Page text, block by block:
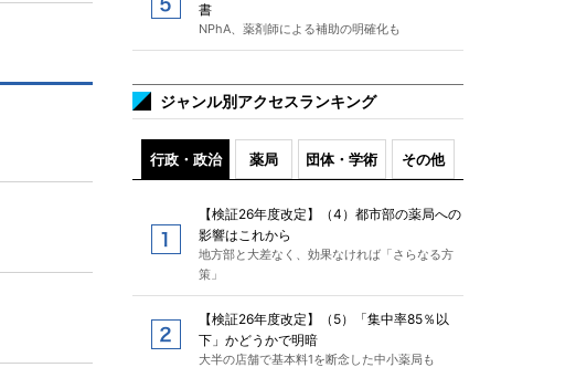
書
NPhA、薬剤師による補助の明確化も
ジャンル別アクセスランキング
行政・政治 薬局 団体・学術 その他
【検証26年度改定】（4）都市部の薬局への
影響はこれから
地方部と大差なく、効果なければ「さらなる方
策」
【検証26年度改定】（5）「集中率85％以
下」かどうかで明暗
大半の店舗で基本料1を断念した中小薬局も